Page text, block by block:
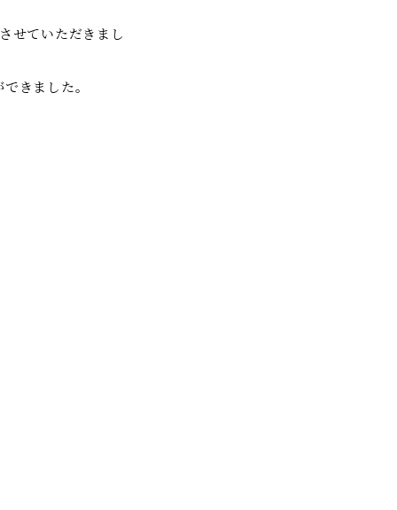
せていただきまし
きました。